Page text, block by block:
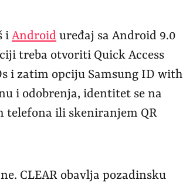
i Android uređaj sa Android 9.0
treba otvoriti Quick Access
i zatim opciju Samsung ID with
i odobrenja, identitet se na
ili skeniranjem QR
CLEAR obavlja pozadinsku